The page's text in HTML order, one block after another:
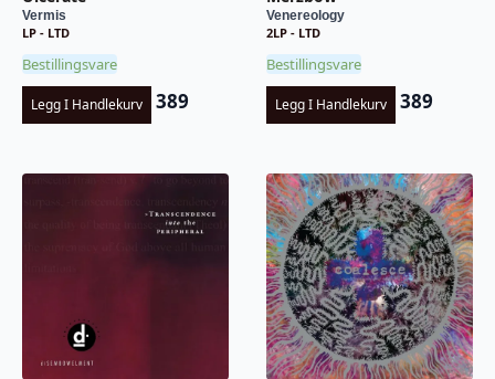
Vermis
LP - LTD
Bestillingsvare
Legg I Handlekurv 389
Venereology
2LP - LTD
Bestillingsvare
Legg I Handlekurv 389